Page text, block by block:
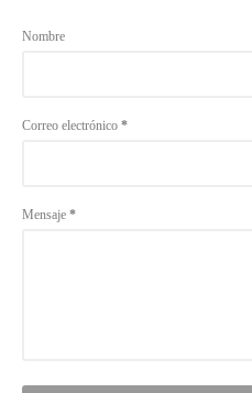
Nombre
Correo electrónico *
Mensaje *